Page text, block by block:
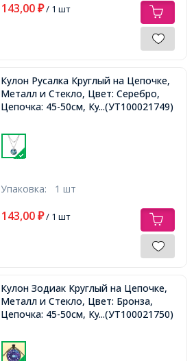
143,00 ₽/ 1 шт
Кулон Русалка Круглый на Цепочке,
Металл и Стекло, Цвет: Серебро,
Цепочка: 45-50см, Кулон: 27мм,
...(УТ100021749)
Упаковка: 1 шт
143,00 ₽/ 1 шт
Кулон Зодиак Круглый на Цепочке,
Металл и Стекло, Цвет: Бронза,
Цепочка: 45-50см, Кулон: 27мм,
...(УТ100021750)